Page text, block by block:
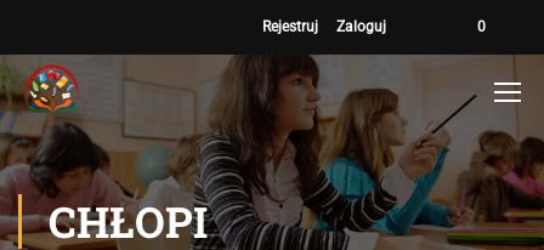
Rejestruj Zaloguj 0
CHŁOPI